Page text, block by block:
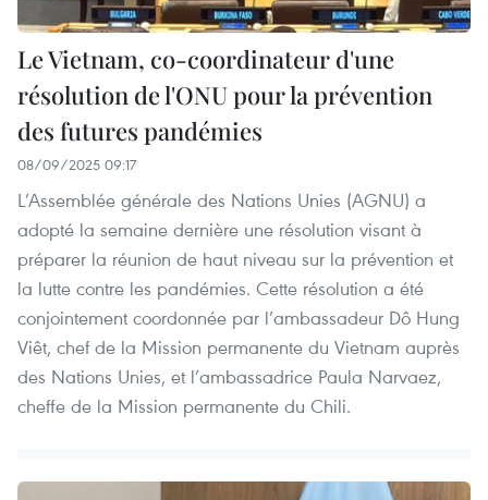
Le Vietnam, co-coordinateur d'une
résolution de l'ONU pour la prévention
des futures pandémies
08/09/2025 09:17
L’Assemblée générale des Nations Unies (AGNU) a
adopté la semaine dernière une résolution visant à
préparer la réunion de haut niveau sur la prévention et
la lutte contre les pandémies. Cette résolution a été
conjointement coordonnée par l’ambassadeur Dô Hung
Viêt, chef de la Mission permanente du Vietnam auprès
des Nations Unies, et l’ambassadrice Paula Narvaez,
cheffe de la Mission permanente du Chili.